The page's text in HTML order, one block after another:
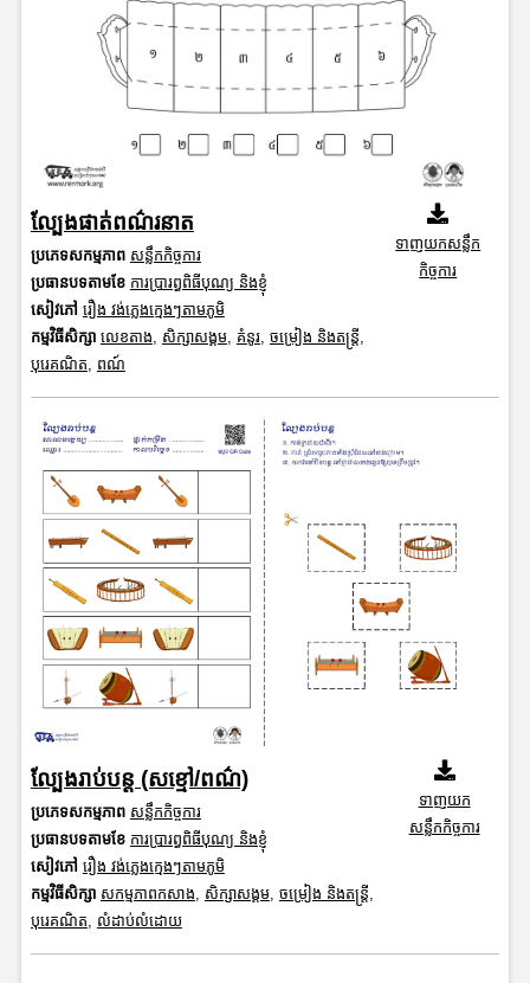
ល្បែងផាត់ពណ៌រនាត
ប្រភេទសកម្មភាព សន្លឹកកិច្ចការ
ប្រធានបទតាមខែ ការប្រារព្ធពិធីបុណ្យ និងខ្ញុំ
សៀវភៅ រឿង វង់ភ្លេងក្មេងៗតាមភូមិ
កម្មវិធីសិក្សា លេខតាង, សិក្សាសង្គម, គំនូរ, ចម្រៀង និងតន្ត្រី,
បុរេគណិត, ពណ៍
ទាញយកសន្លឹក
កិច្ចការ
ល្បែងរាប់បន្ត (សខ្មៅ/ពណ៌)
ប្រភេទសកម្មភាព សន្លឹកកិច្ចការ
ប្រធានបទតាមខែ ការប្រារព្ធពិធីបុណ្យ និងខ្ញុំ
សៀវភៅ រឿង វង់ភ្លេងក្មេងៗតាមភូមិ
កម្មវិធីសិក្សា សកម្មភាពកសាង, សិក្សាសង្គម, ចម្រៀង និងតន្ត្រី,
បុរេគណិត, លំដាប់លំដោយ
ទាញយក
សន្លឹកកិច្ចការ